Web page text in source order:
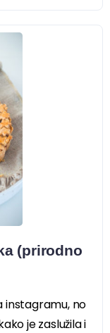
(prirodno
instagramu, no
je zaslužila i